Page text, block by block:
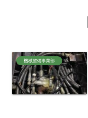
機械整備事業部